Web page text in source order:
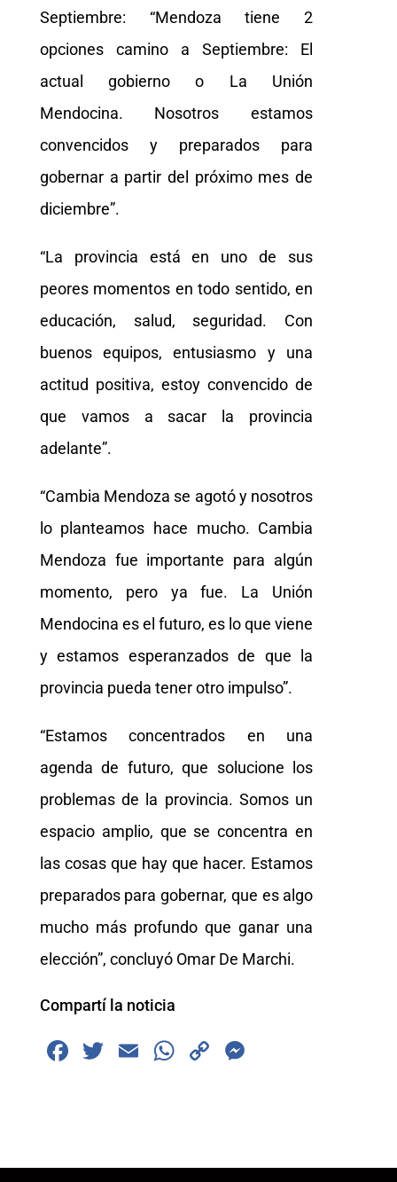
Septiembre: “Mendoza tiene 2
opciones camino a Septiembre: El
actual gobierno o La Unión
Mendocina. Nosotros estamos
convencidos y preparados para
gobernar a partir del próximo mes de
diciembre”.
“La provincia está en uno de sus
peores momentos en todo sentido, en
educación, salud, seguridad. Con
buenos equipos, entusiasmo y una
actitud positiva, estoy convencido de
que vamos a sacar la provincia
adelante”.
“Cambia Mendoza se agotó y nosotros
lo planteamos hace mucho. Cambia
Mendoza fue importante para algún
momento, pero ya fue. La Unión
Mendocina es el futuro, es lo que viene
y estamos esperanzados de que la
provincia pueda tener otro impulso”.
“Estamos concentrados en una
agenda de futuro, que solucione los
problemas de la provincia. Somos un
espacio amplio, que se concentra en
las cosas que hay que hacer. Estamos
preparados para gobernar, que es algo
mucho más profundo que ganar una
elección”, concluyó Omar De Marchi.
Compartí la noticia
F
b
T
E
W
A
C
Li n